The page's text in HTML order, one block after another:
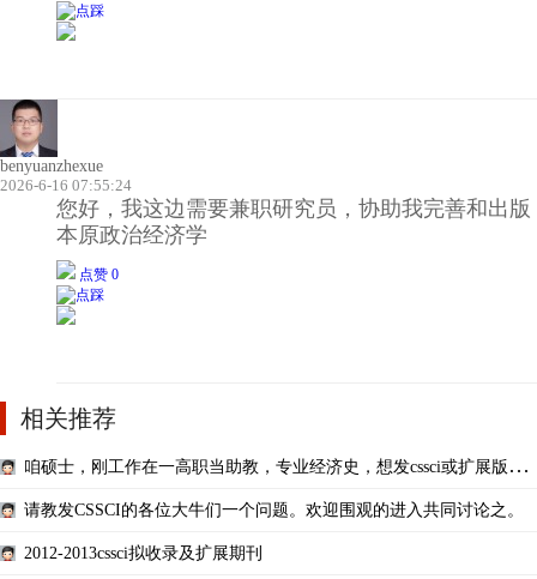
benyuanzhexue
2026-6-16 07:55:24
您好，我这边需要兼职研究员，协助我完善和出版
本原政治经济学
点赞 0
相关推荐
咱硕士，刚工作在一高职当助教，专业经济史，想发cssci或扩展版，
请教发CSSCI的各位大牛们一个问题。欢迎围观的进入共同讨论之。
2012-2013cssci拟收录及扩展期刊